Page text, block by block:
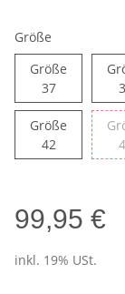
Größe
Größe
37Größe 37
Größe
42Größe 42
99,95 €
inkl. 19% USt.